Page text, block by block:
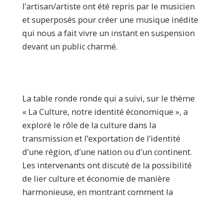
l’artisan/artiste ont été repris par le musicien
et superposés pour créer une musique inédite
qui nous a fait vivre un instant en suspension
devant un public charmé.
La table ronde ronde qui a suivi, sur le thème
« La Culture, notre identité économique », a
exploré le rôle de la culture dans la
transmission et l’exportation de l’identité
d’une région, d’une nation ou d’un continent.
Les intervenants ont discuté de la possibilité
de lier culture et économie de manière
harmonieuse, en montrant comment la